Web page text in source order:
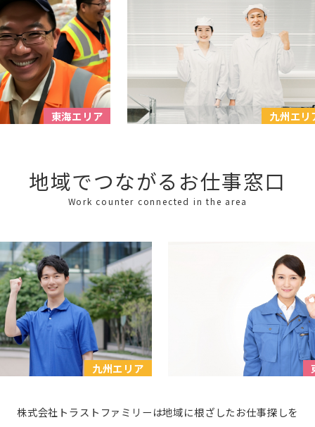
九州エリア
東海エリア
地域でつながるお仕事窓口
Work counter connected in the area
株式会社トラストファミリーは地域に根ざしたお仕事探しを
九州エリア